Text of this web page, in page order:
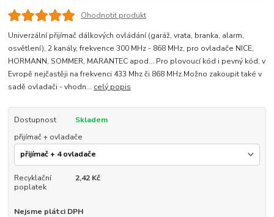
Ohodnotit produkt
Univerzální přijímač dálkových ovládání (garáž, vrata, branka, alarm,
osvětlení), 2 kanály, frekvence 300 MHz - 868 MHz, pro ovladače NICE,
HORMANN, SOMMER, MARANTEC apod... Pro plovoucí kód i pevný kód, v
Evropě nejčastěji na frekvenci 433 Mhz či 868 MHz.Možno zakoupit také v
sadě ovladači - vhodn... celý popis
Dostupnost
Skladem
přijímač + ovladače
Recyklační
poplatek
2,42 Kč
Nejsme plátci DPH